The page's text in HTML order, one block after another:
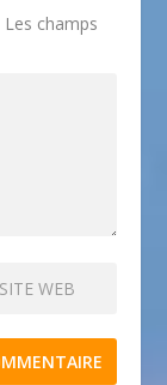
Les champs